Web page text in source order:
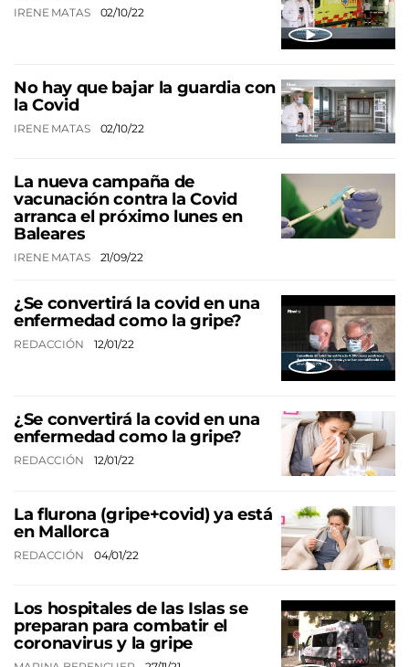
IRENE MATAS 02/10/22
No hay que bajar la guardia con
la Covid
IRENE MATAS 02/10/22
La nueva campaña de
vacunación contra la Covid
arranca el próximo lunes en
Baleares
IRENE MATAS 21/09/22
¿Se convertirá la covid en una
enfermedad como la gripe?
REDACCIÓN 12/01/22
¿Se convertirá la covid en una
enfermedad como la gripe?
REDACCIÓN 12/01/22
La flurona (gripe+covid) ya está
en Mallorca
REDACCIÓN 04/01/22
Los hospitales de las Islas se
preparan para combatir el
coronavirus y la gripe